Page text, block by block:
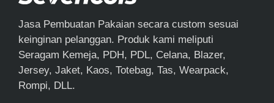
Jasa Pembuatan Pakaian secara custom sesuai
keinginan pelanggan. Produk kami meliputi
Seragam Kemeja, PDH, PDL, Celana, Blazer,
Jersey, Jaket, Kaos, Totebag, Tas, Wearpack,
Rompi, DLL.